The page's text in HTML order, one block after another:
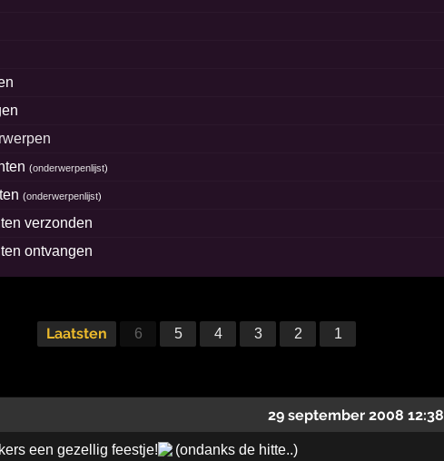
(onderwerpenlijst)
(onderwerpenlijst)
verzonden
ontvangen
Laatsten 6 5 4 3 2 1
29 september 2008 12:38
een gezellig feestje! (ondanks de hitte..)